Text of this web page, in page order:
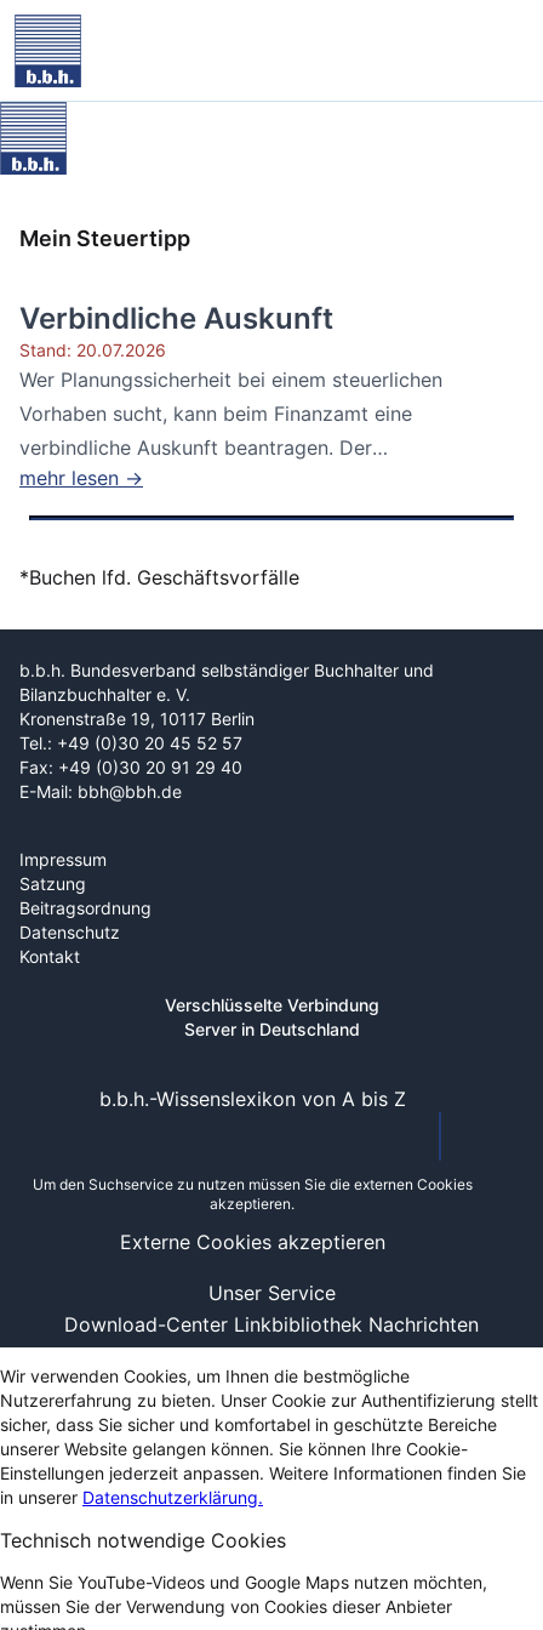
Mein Steuertipp
Verbindliche Auskunft
Stand: 20.07.2026
Wer Planungssicherheit bei einem steuerlichen
Vorhaben sucht, kann beim Finanzamt eine
verbindliche Auskunft beantragen. Der
Bundesfinanzhof...
mehr lesen →
*Buchen lfd. Geschäftsvorfälle
b.b.h. Bundesverband selbständiger Buchhalter und
Bilanzbuchhalter e. V.
Kronenstraße 19, 10117 Berlin
Tel.: +49 (0)30 20 45 52 57
Fax: +49 (0)30 20 91 29 40
E-Mail: bbh@bbh.de
Impressum
Satzung
Beitragsordnung
Datenschutz
Kontakt
Verschlüsselte Verbindung
Server in Deutschland
Unser Service
Download-Center Linkbibliothek Nachrichten
b.b.h.-Wissenslexikon von A bis Z
Um den Suchservice zu nutzen müssen Sie die externen Cookies
akzeptieren.
Externe Cookies akzeptieren
Wir verwenden Cookies, um Ihnen die bestmögliche
Nutzererfahrung zu bieten. Unser Cookie zur Authentifizierung stellt
sicher, dass Sie sicher und komfortabel in geschützte Bereiche
unserer Website gelangen können. Sie können Ihre Cookie-
Einstellungen jederzeit anpassen. Weitere Informationen finden Sie
in unserer Datenschutzerklärung.
Technisch notwendige Cookies
Wenn Sie YouTube-Videos und Google Maps nutzen möchten,
müssen Sie der Verwendung von Cookies dieser Anbieter